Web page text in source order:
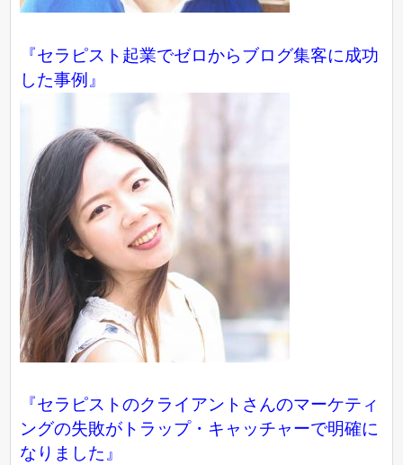
『セラピスト起業でゼロからブログ集客に成功
した事例 』
『セラピストのクライアントさんのマーケティ
ングの失敗がトラップ・キャッチャーで明確に
なりました』